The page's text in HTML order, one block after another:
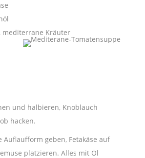
mediterrane Kräuter
und halbieren, Knoblauch
hacken.
Auflaufform geben, Fetakäse auf
platzieren. Alles mit Öl